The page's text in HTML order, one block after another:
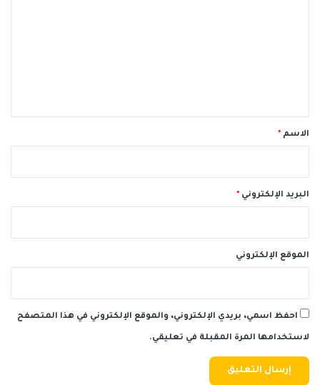
*الاسم *
البريد الإلكتروني *
الموقع الإلكتروني
احفظ اسمي، بريدي الإلكتروني، والموقع الإلكتروني في هذا المتصفح
لاستخدامها المرة المقبلة في تعليقي.